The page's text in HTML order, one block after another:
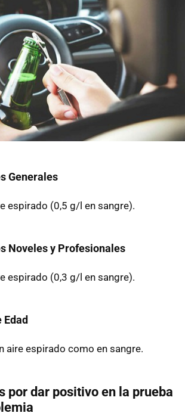
Generales
espirado (0,5 g/l en sangre).
Noveles y Profesionales
espirado (0,3 g/l en sangre).
Edad
aire espirado como en sangre.
por dar positivo en la prueba